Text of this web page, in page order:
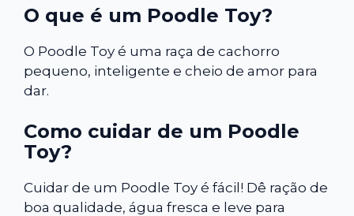
O que é um Poodle Toy?
O Poodle Toy é uma raça de cachorro
pequeno, inteligente e cheio de amor para
dar.
Como cuidar de um Poodle
Toy?
Cuidar de um Poodle Toy é fácil! Dê ração de
boa qualidade, água fresca e leve para